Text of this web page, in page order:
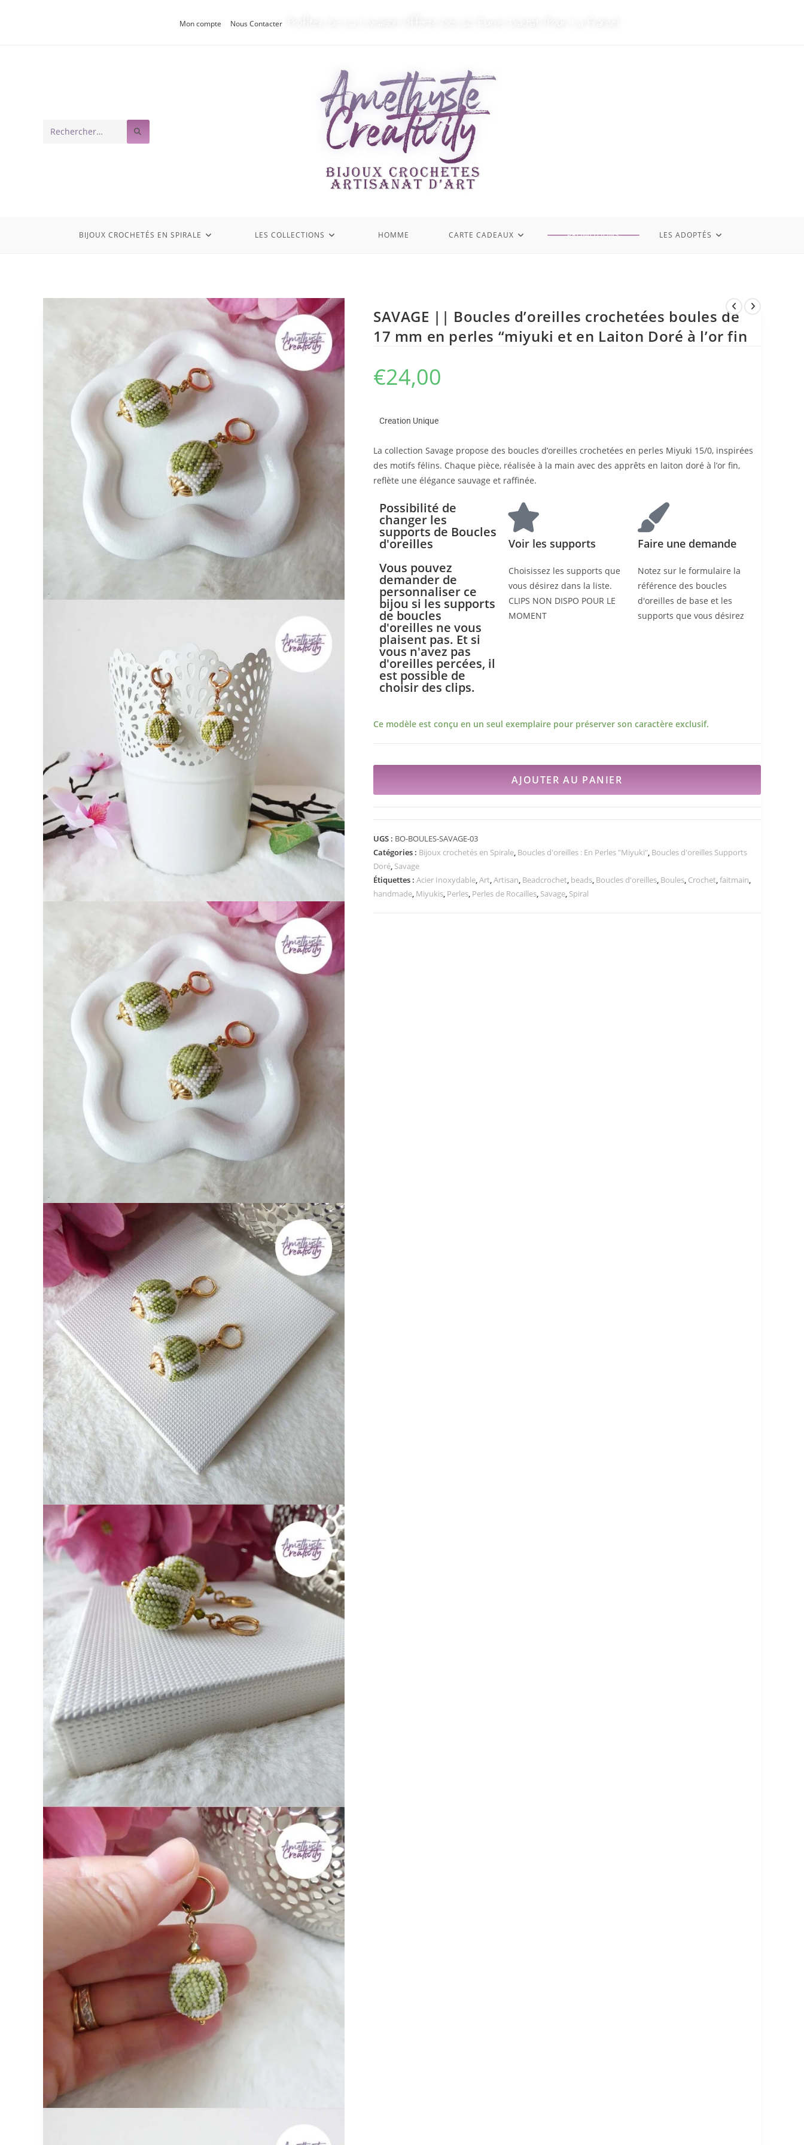
Mon compte Nous Contacter
Rechercher
BIJOUX CROCHETÉS EN SPIRALE LES COLLECTIONS HOMME CARTE CADEAUX PROMOTIONS LES ADOPTÉS
SAVAGE || Boucles d’oreilles crochetées boules de
17 mm en perles “miyuki et en Laiton Doré à l’or fin
€24,00
Creation Unique
La collection Savage propose des boucles d’oreilles crochetées en perles Miyuki 15/0, inspirées
des motifs félins. Chaque pièce, réalisée à la main avec des apprêts en laiton doré à l’or fin,
reflète une élégance sauvage et raffinée.​
Possibilité de
changer les
supports de Boucles
d'oreilles
Vous pouvez
demander de
personnaliser ce
bijou si les supports
de boucles
d'oreilles ne vous
plaisent pas. Et si
vous n'avez pas
d'oreilles percées, il
est possible de
choisir des clips.
Voir les supports
Choisissez les supports que
vous désirez dans la liste.
CLIPS NON DISPO POUR LE
MOMENT
Faire une demande
Notez sur le formulaire la
référence des boucles
d'oreilles de base et les
supports que vous désirez
Ce modèle est conçu en un seul exemplaire pour préserver son caractère exclusif.
AJOUTER AU PANIER
UGS : BO-BOULES-SAVAGE-03
Catégories : Bijoux crochetés en Spirale, Boucles d'oreilles : En Perles "Miyuki", Boucles d'oreilles Supports
Doré, Savage
Étiquettes : Acier Inoxydable,Art,Artisan, Beadcrochet, beads, Boucles d'oreilles, Boules, Crochet,faitmain,
handmade, Miyukis, Perles, Perles de Rocailles, Savage, Spiral